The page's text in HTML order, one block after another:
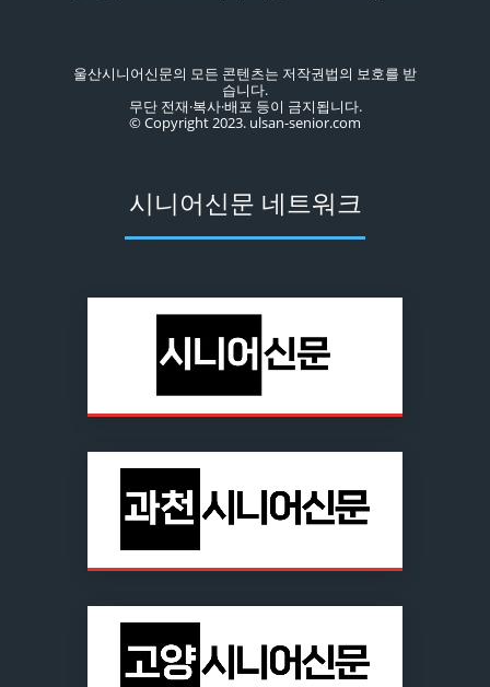
울산시니어신문의 모든 콘텐츠는 저작권법의 보호를 받
습니다.
무단 전재·복사·배포 등이 금지됩니다.
© Copyright 2023. ulsan-senior.com
시니어신문 네트워크